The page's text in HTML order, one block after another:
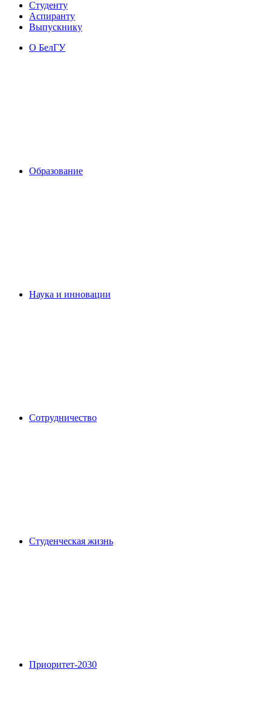
Студенту
Аспиранту
Выпускнику
О БелГУ
Образование
Наука и инновации
Сотрудничество
Студенческая жизнь
Приоритет-2030